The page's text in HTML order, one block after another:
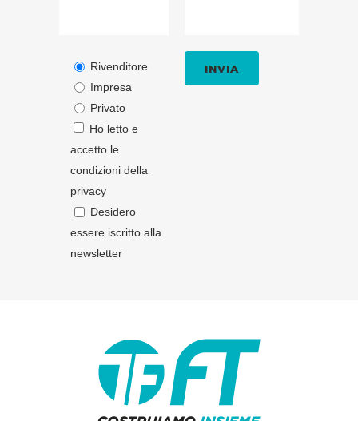
Rivenditore
Impresa
Privato
Ho letto e
accetto le
condizioni della
privacy
Desidero
essere iscritto alla
newsletter